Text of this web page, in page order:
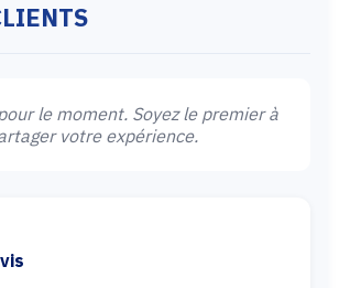
le moment. Soyez le premier à
votre expérience.